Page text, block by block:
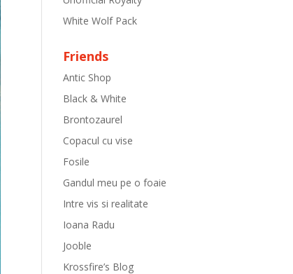
White Wolf Pack
Friends
Antic Shop
Black & White
Brontozaurel
Copacul cu vise
Fosile
Gandul meu pe o foaie
Intre vis si realitate
Ioana Radu
Jooble
Krossfire’s Blog